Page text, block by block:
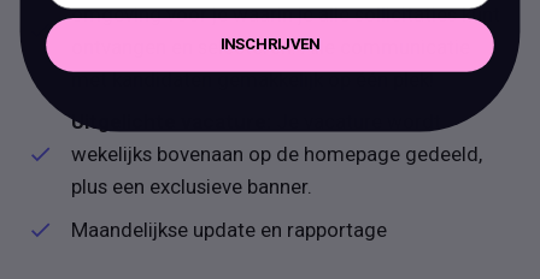
omgeving voor je waarin je alle sollicitaties kunt
ontvangen en selecteren. Alle communicatie
met kandidaten gemakkelijk op één plek!
Uitgelichte vacature:
wekelijks bovenaan op de homepage gedeeld,
plus een exclusieve banner.
Maandelijkse update en rapportage
INSCHRIJVEN